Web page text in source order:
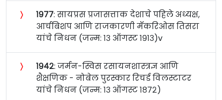
〉 १९७७: सायप्रस प्रजासत्ताक देशाचे पहिले अध्यक्ष,
आर्चबिशप आणि राजकारणी मॅकरिओस तिसरा
यांचे निधन (जन्म: १३ ऑगस्ट १९१३)v
〉 १९४२: जर्मन-स्विस रसायनशास्त्रज्ञ आणि
शैक्षणिक - नोबेल पुरस्कार रिचर्ड विलस्टाटर
यांचे निधन (जन्म: १३ ऑगस्ट १८७२)